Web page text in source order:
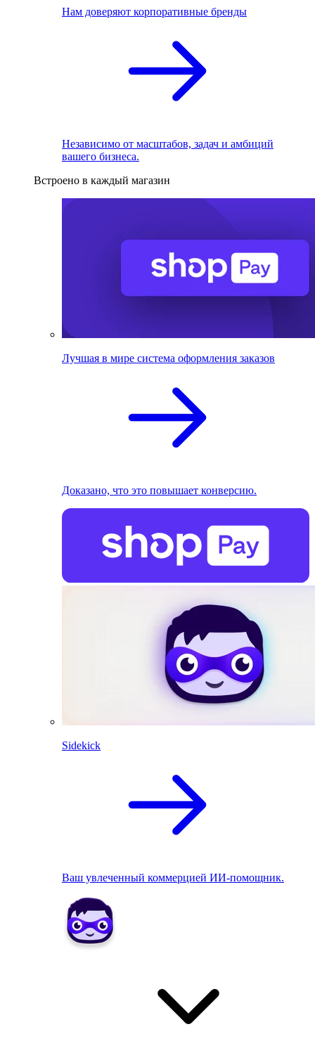
Нам доверяют корпоративные бренды
Независимо от масштабов, задач и амбиций
вашего бизнеса.
Встроено в каждый магазин
Лучшая в мире система оформления заказов
Доказано, что это повышает конверсию.
Sidekick
Ваш увлеченный коммерцией ИИ-помощник.